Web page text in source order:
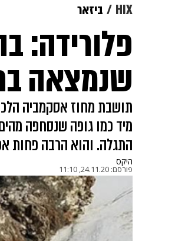
גאווה
HIX ביזאר
פלורידה:
שנמצאה
תושבת מחוז אסקמביה
מיד כמו גופה שנסחפה
התגלה. והוא הרבה פחות
היקס
פורסם: 24.11.20, 11:10